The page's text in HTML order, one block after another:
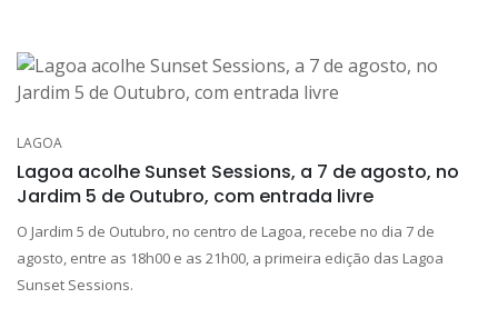
LAGOA
Lagoa acolhe Sunset Sessions, a 7 de agosto, no
Jardim 5 de Outubro, com entrada livre
O Jardim 5 de Outubro, no centro de Lagoa, recebe no dia 7 de
agosto, entre as 18h00 e as 21h00, a primeira edição das Lagoa
Sunset Sessions.